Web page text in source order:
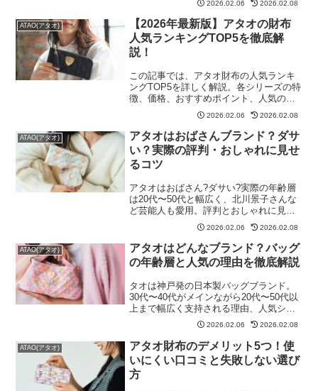
ます。購入を検討している方はぜひお読
みください。
2026.02.06 2026.02.08
ATAO(アタオ)
【2026年最新版】アタオの財布
人気ランキングTOP5を徹底解
説！
この記事では、アタオ財布の人気ランキ
ングTOP5を詳しく解説。各シリーズの特
徴、価格、おすすめポイント、人気の理
由まで徹底解説します。購入を検討して
いる方はぜひお読みください。
2026.02.06 2026.02.08
ATAO(アタオ)
アタオはおばさんブランド？ダサ
い？実際の評判・おしゃれに見せ
るコツ
アタオはおばさん?ダサい?実際の年齢層
は20代〜50代と幅広く、北川景子さんな
ど芸能人も愛用。評判とおしゃれに見せ
るコツを解説します。2026.02.06 2026.02.08
ATAO(アタオ)
アタオはどんなブランド？バッグ
の年齢層と人気の理由を徹底解説
タオは神戸発の日本製バッグブランド。
30代〜40代がメインながら20代〜50代以
上まで幅広く支持される理由、人気シリ
ーズ、買取市場での評価まで徹底解説し
2026.02.06 2026.02.08
ATAO(アタオ)
アタオ財布のデメリット5つ！使
いにくい口コミと失敗しない選び
方